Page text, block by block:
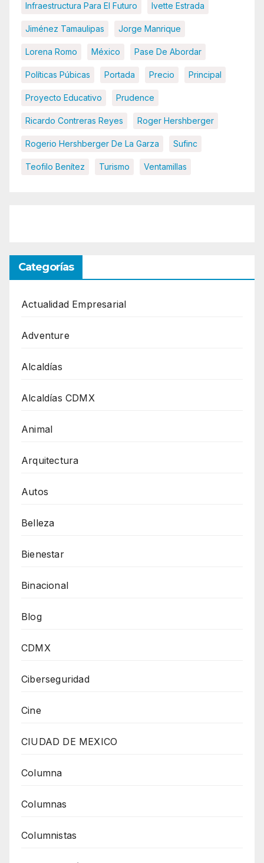
Infraestructura Para El Futuro Ivette Estrada
Jiménez Tamaulipas Jorge Manrique
Lorena Romo México Pase De Abordar
Políticas Púbicas Portada Precio Principal
Proyecto Educativo Prudence
Ricardo Contreras Reyes Roger Hershberger
Rogerio Hershberger De La Garza Sufinc
Teofilo Benítez Turismo Ventamillas
Categorías
Actualidad Empresarial
Adventure
Alcaldías
Alcaldías CDMX
Animal
Arquitectura
Autos
Belleza
Bienestar
Binacional
Blog
CDMX
Ciberseguridad
Cine
CIUDAD DE MEXICO
Columna
Columnas
Columnistas